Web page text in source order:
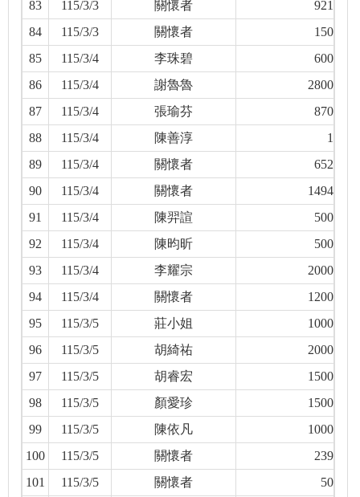
83 115/3/3 關懷者
921
84
115/3/3 關懷者
150
85
115/3/4 李珠碧
600
86
115/3/4 謝魯魯
2800
87
115/3/4 張瑜芬
870
88
115/3/4 陳善淳
1
89
115/3/4 關懷者
652
90
115/3/4 關懷者
1494
91
115/3/4 陳羿諠
500
92
115/3/4 陳昀昕
500
93
115/3/4 李耀宗
2000
94
115/3/4 關懷者
1200
95
115/3/5 莊小姐
1000
96
115/3/5 胡綺祐
2000
97
115/3/5 胡睿宏
1500
98
115/3/5 顏愛珍
1500
99
115/3/5 陳依凡
1000
100
115/3/5 關懷者
239
101
115/3/5 關懷者
50